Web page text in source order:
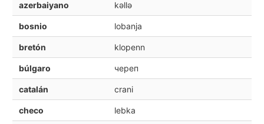
azerbaiyano kəllə
bosnio lobanja
bretón klopenn
búlgaro череп
catalán crani
checo lebka